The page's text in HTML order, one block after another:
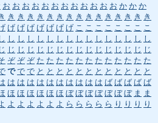
お お お お お お お お お お お お か か か
き き き き き き き き き き き き き き き
げ げ げ げ げ げ げ こ こ こ こ こ こ こ こ
し し し し し し し し し し し し し し し
じ じ じ じ じ じ じ じ じ じ じ じ じ じ じ じ
ぞ ぞ ぞ た た た た た た た た た た た た
で で で と と と と と と と と と と と と
は は は は は は は は は は ば ば ば ば ば
ほ ほ ほ ほ ほ ほ ぼ ぼ ぼ ぼ ぼ ぼ ぼ ま ま
よ よ よ よ よ よ ら ら ら ら ら り り り り